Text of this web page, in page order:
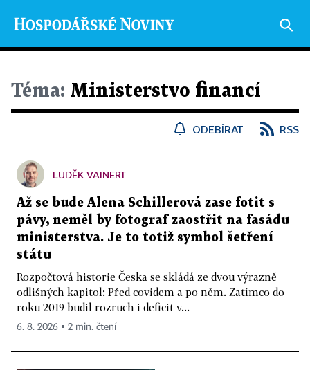
Téma: Ministerstvo financí
ODEBÍRAT RSS
LUDĚK VAINERT
Až se bude Alena Schillerová zase fotit s
pávy, neměl by fotograf zaostřit na fasádu
ministerstva. Je to totiž symbol šetření
státu
Rozpočtová historie Česka se skládá ze dvou výrazně
odlišných kapitol: Před covidem a po něm. Zatímco do
roku 2019 budil rozruch i deficit v...
6. 8. 2026 ▪ 2 min. čtení